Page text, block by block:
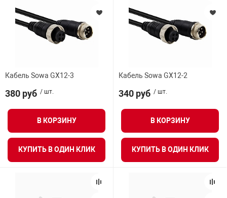
Кабель Sowa GX12-3
380 руб / шт.
В КОРЗИНУ
КУПИТЬ В ОДИН КЛИК
Кабель Sowa GX12-2
340 руб / шт.
В КОРЗИНУ
КУПИТЬ В ОДИН КЛИК